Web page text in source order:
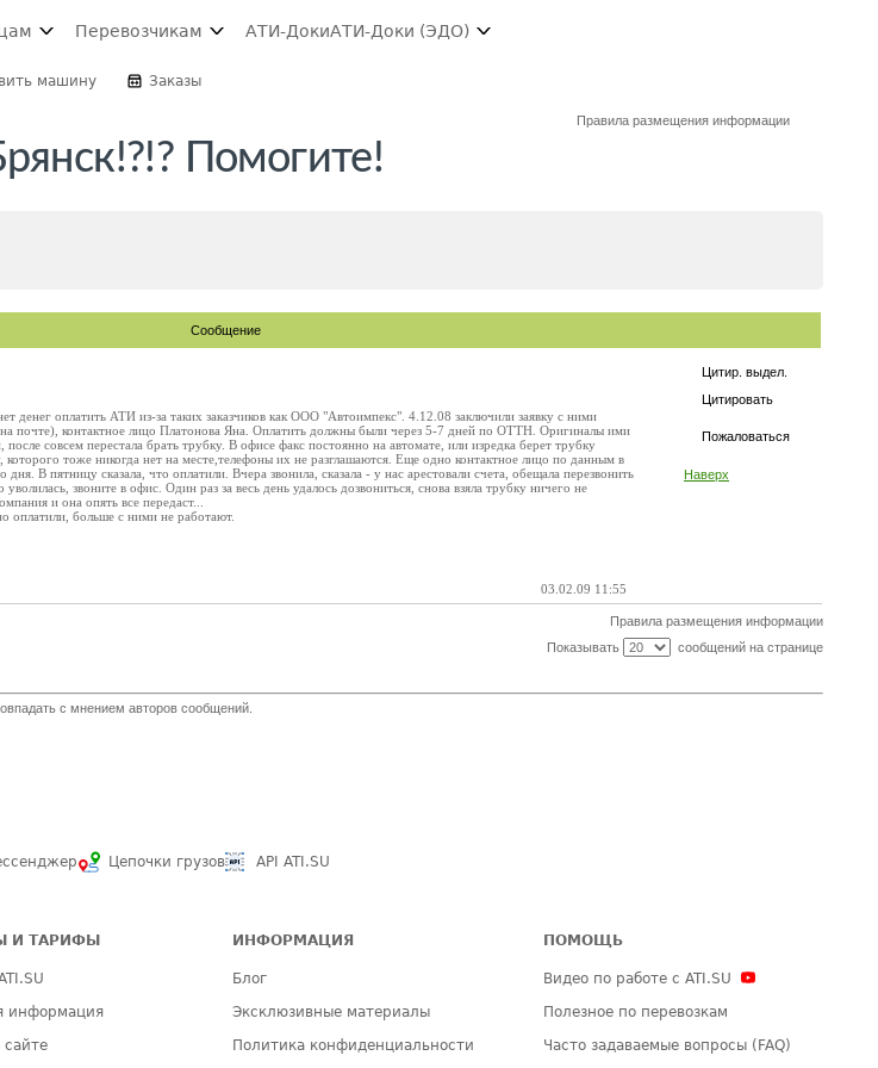
Перевозчикам АТИ-ДокиАТИ-Доки (ЭДО)
машину Заказы
Правила размещения информации
Помогите!
Сообщение
Цитир. выдел.
Цитировать
Пожаловаться
Наверх
денег оплатить АТИ из-за таких заказчиков как ООО "Автоимпекс". 4.12.08 заключили заявку с ними
на почте), контактное лицо Платонова Яна. Оплатить должны были через 5-7 дней по ОТТН. Оригиналы ими
совсем перестала брать трубку. В офисе факс постоянно на автомате, или изредка берет трубку
которого тоже никогда нет на месте,телефоны их не разглашаются. Еще одно контактное лицо по данным в
В пятницу сказала, что оплатили. Вчера звонила, сказала - у нас арестовали счета, обещала перезвонить
уволилась, звоните в офис. Один раз за весь день удалось дозвониться, снова взяла трубку ничего не
и она опять все передаст...
оплатили, больше с ними не работают.
03.02.09 11:55
Правила размещения информации
Показывать
сообщений на странице
с мнением авторов сообщений.
Цепочки грузов API ATI.SU
И ТАРИФЫ
информация
сайте
ИНФОРМАЦИЯ
Блог
Эксклюзивные материалы
Политика конфиденциальности
ПОМОЩЬ
Видео по работе с ATI.SU
Полезное по перевозкам
Часто задаваемые вопросы (FAQ)